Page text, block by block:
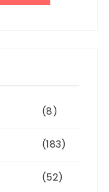
(8)
(183)
(52)